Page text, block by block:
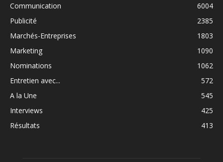
Communication
6004
Publicité
2385
Marchés-Entreprises
1803
Marketing
1090
Nominations
1062
Entretien avec...
572
A la Une
545
Interviews
425
Résultats
413